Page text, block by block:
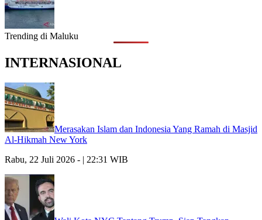
Trending di Maluku
INTERNASIONAL
Merasakan Islam dan Indonesia Yang Ramah di Masjid
Al-Hikmah New York
Rabu, 22 Juli 2026 - | 22:31 WIB